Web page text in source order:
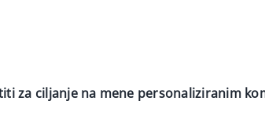
za ciljanje na mene personaliziranim